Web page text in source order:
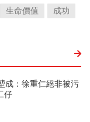
生命價值 成功
成：徐重仁絕非被污
仔